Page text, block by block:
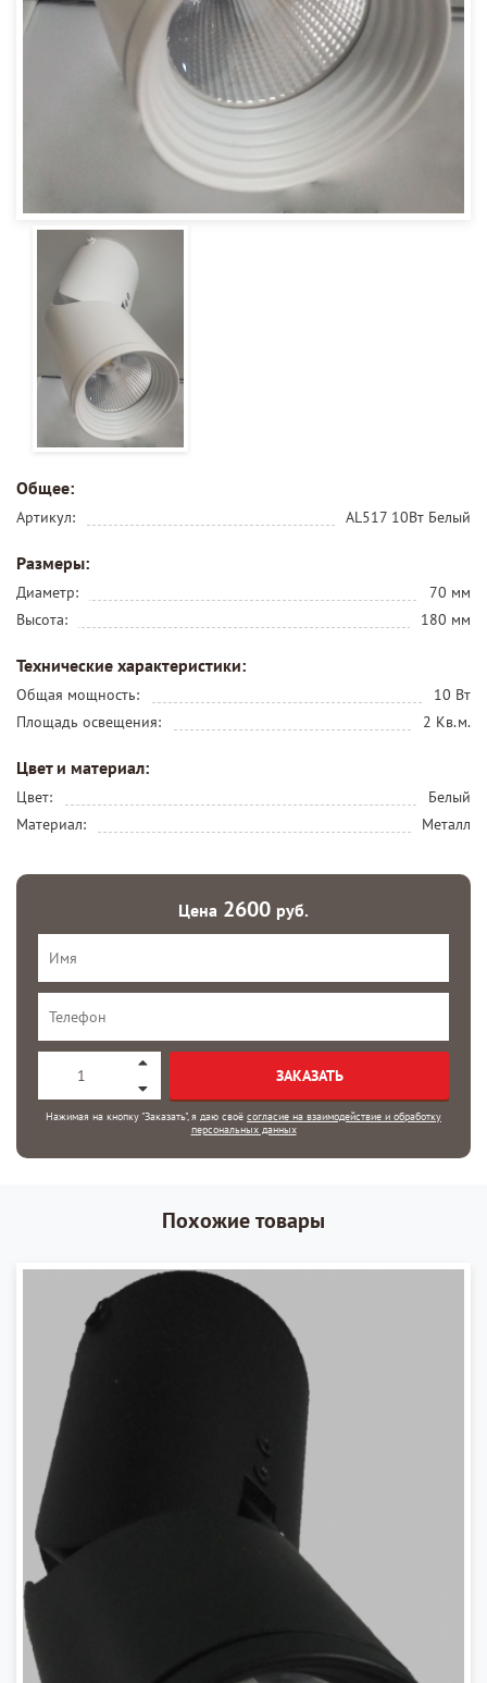
Общее:
Артикул: AL517 10Вт Белый
Размеры:
Диаметр:
70 мм
Высота:
180 мм
Технические характеристики:
Общая мощность:
10 Вт
Площадь освещения:
2 Кв.м.
Цвет и материал:
Цвет:
Белый
Материал:
Металл
Цена 2600 руб.
ЗАКАЗАТЬ
Нажимая на кнопку "Заказать", я даю своё согласие на взаимодействие и обработку
персональных данных
Похожие товары